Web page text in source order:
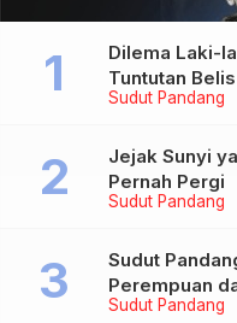
Sudut Pandang
Dilema Laki-
Tuntutan Belis
Sudut Pandang
Jejak Sunyi
Pernah Pergi
Sudut Pandang
Sudut
Perempuan
Laki-laki